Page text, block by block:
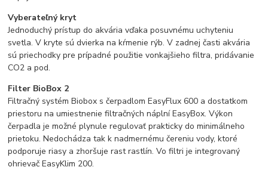
Vyberateľný kryt
Jednoduchý prístup do akvária vďaka posuvnému uchyteniu
svetla. V kryte sú dvierka na kŕmenie rýb. V zadnej časti akvária
sú priechodky pre prípadné použitie vonkajšieho filtra, pridávanie
CO2 a pod.
Filter BioBox 2
Filtračný systém Biobox s čerpadlom EasyFlux 600 a dostatkom
priestoru na umiestnenie filtračných náplní EasyBox. Výkon
čerpadla je možné plynule regulovať prakticky do minimálneho
prietoku. Nedochádza tak k nadmernému čereniu vody, ktoré
podporuje riasy a zhoršuje rast rastlín. Vo filtri je integrovaný
ohrievač EasyKlim 200.